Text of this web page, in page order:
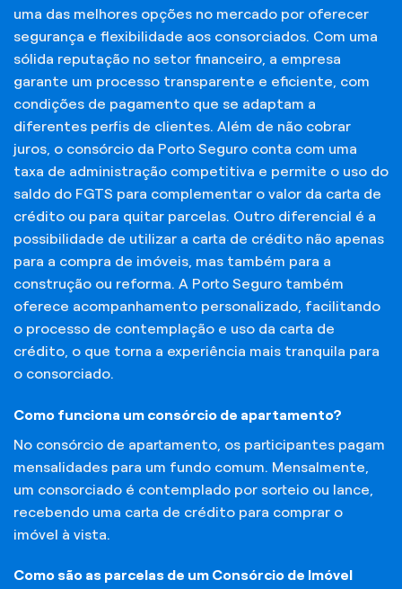
uma das melhores opções no mercado por oferecer
segurança e flexibilidade aos consorciados. Com uma
sólida reputação no setor financeiro, a empresa
garante um processo transparente e eficiente, com
condições de pagamento que se adaptam a
diferentes perfis de clientes. Além de não cobrar
juros, o consórcio da Porto Seguro conta com uma
taxa de administração competitiva e permite o uso do
saldo do FGTS para complementar o valor da carta de
crédito ou para quitar parcelas. Outro diferencial é a
possibilidade de utilizar a carta de crédito não apenas
para a compra de imóveis, mas também para a
construção ou reforma. A Porto Seguro também
oferece acompanhamento personalizado, facilitando
o processo de contemplação e uso da carta de
crédito, o que torna a experiência mais tranquila para
o consorciado.
Como funciona um consórcio de apartamento?
No consórcio de apartamento, os participantes pagam
mensalidades para um fundo comum. Mensalmente,
um consorciado é contemplado por sorteio ou lance,
recebendo uma carta de crédito para comprar o
imóvel à vista.
Como são as parcelas de um Consórcio de Imóvel